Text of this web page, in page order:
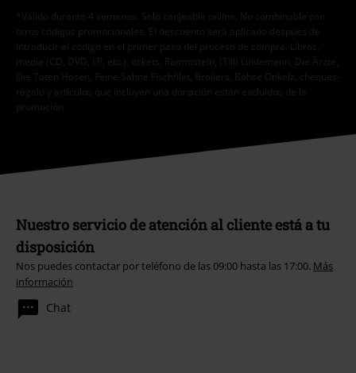
*Válido durante 4 semanas. Solo canjeable online. No combinable con
otros códigos promocionales. El descuento será aplicado después de
introducir el código en el primer paso del proceso de compra. Libros,
media (CD, DVD, LP, etc.), tickets, Rammstein, (Till) Lindemann, Die Ärzte,
Die Toten Hosen, Feine Sahne Fischfilet, Broilers, Böhse Onkelz, cheques-
regalo y artículos que incluyen una donación están excluidos de la
promoción.
Nuestro servicio de atención al cliente está a tu
disposición
Nos puedes contactar por teléfono de las 09:00 hasta las 17:00. Más
información
Chat